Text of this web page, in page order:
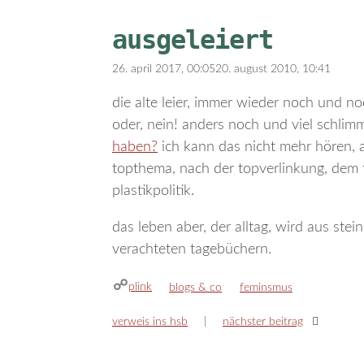
ausgeleiert
26. april 2017, 00:0520. august 2010, 10:41
die alte leier, immer wieder noch und
oder, nein! anders noch und viel
haben? ich kann das nicht mehr hören,
topthema, nach der topverlinkung,
plastikpolitik.
das leben aber, der alltag, wird aus
verachteten tagebüchern.
plink kategorien
blogs & co schlagwörter
feminsmus
verweis ins hsb nächster beitrag